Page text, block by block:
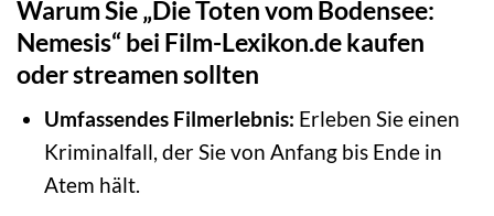
Warum Sie „Die Toten vom Bodensee:
Nemesis“ bei Film-Lexikon.de kaufen
oder streamen sollten
Umfassendes Filmerlebnis: Erleben Sie einen
Kriminalfall, der Sie von Anfang bis Ende in
Atem hält.